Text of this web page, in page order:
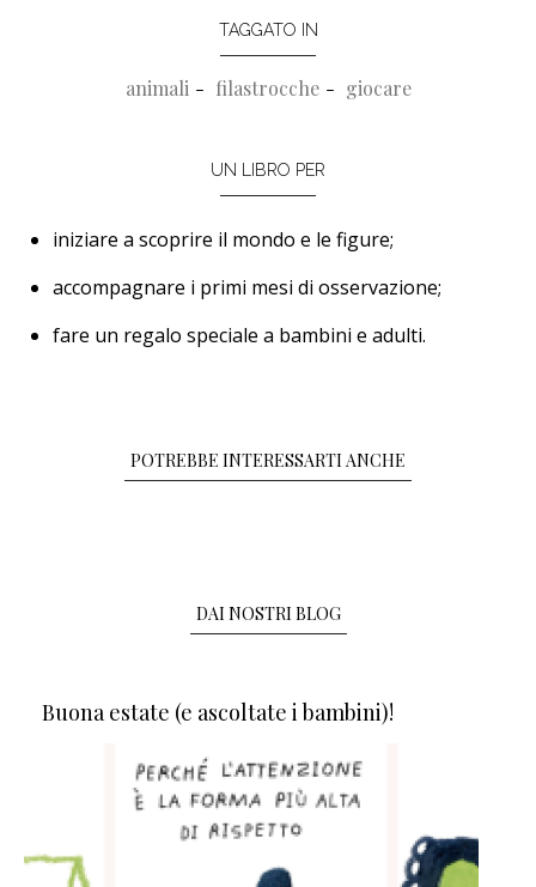
TAGGATO IN
animali filastrocche giocare
UN LIBRO PER
iniziare a scoprire il mondo e le figure;
accompagnare i primi mesi di osservazione;
fare un regalo speciale a bambini e adulti.
POTREBBE INTERESSARTI ANCHE
DAI NOSTRI BLOG
Buona estate (e ascoltate i bambini)!